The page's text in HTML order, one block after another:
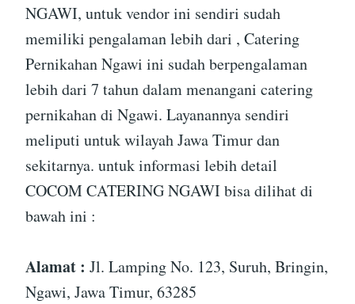
NGAWI, untuk vendor ini sendiri sudah
memiliki pengalaman lebih dari , Catering
Pernikahan Ngawi ini sudah berpengalaman
lebih dari 7 tahun dalam menangani catering
pernikahan di Ngawi. Layanannya sendiri
meliputi untuk wilayah Jawa Timur dan
sekitarnya. untuk informasi lebih detail
COCOM CATERING NGAWI bisa dilihat di
bawah ini :
Alamat : Jl. Lamping No. 123, Suruh, Bringin,
Ngawi, Jawa Timur, 63285